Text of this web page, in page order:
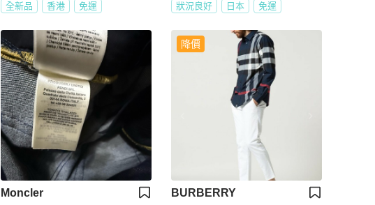
全新品 香港 免運 狀況良好 日本 免運
Moncler
降價
BURBERRY